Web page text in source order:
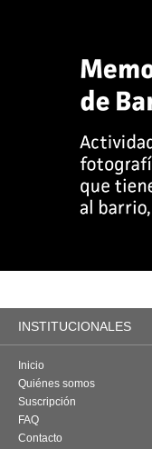
INSTITUCIONALES
Inicio
Quiénes somos
Suscripción
FAQ
Contacto